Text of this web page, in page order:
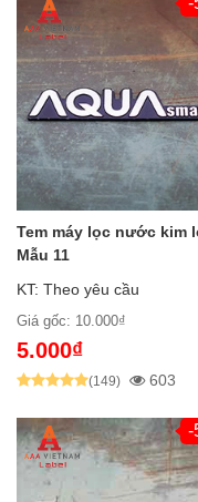
Tem máy lọc nước kim
Mẫu 11
KT: Theo yêu cầu
Giá gốc: 10.000₫
5.000₫
(149) 603
-